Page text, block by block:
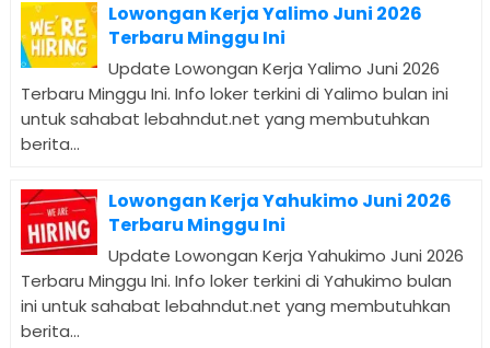
Lowongan Kerja Yalimo Juni 2026
Terbaru Minggu Ini
Update Lowongan Kerja Yalimo Juni 2026
Terbaru Minggu Ini. Info loker terkini di Yalimo bulan ini
untuk sahabat lebahndut.net yang membutuhkan
berita...
Lowongan Kerja Yahukimo Juni 2026
Terbaru Minggu Ini
Update Lowongan Kerja Yahukimo Juni 2026
Terbaru Minggu Ini. Info loker terkini di Yahukimo bulan
ini untuk sahabat lebahndut.net yang membutuhkan
berita...